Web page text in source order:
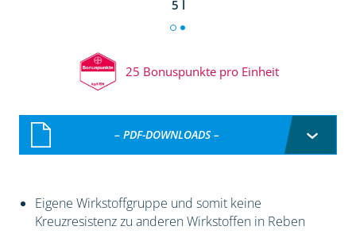
5 l
25 Bonuspunkte pro Einheit
– PDF-DOWNLOADS –
Eigene Wirkstoffgruppe und somit keine
Kreuzresistenz zu anderen Wirkstoffen in Reben